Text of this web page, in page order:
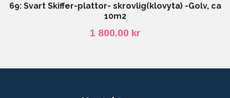
69: Svart Skiffer-plattor- skrovlig(klovyta) -Golv, ca
10m2
1 800.00 kr